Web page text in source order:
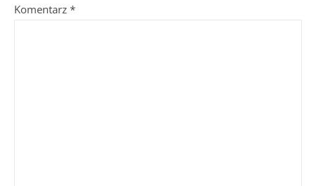
Komentarz *